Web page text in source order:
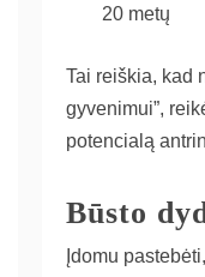
20 metų
Tai reiškia, kad
gyvenimui”,
potencialą
Būsto
Įdomu